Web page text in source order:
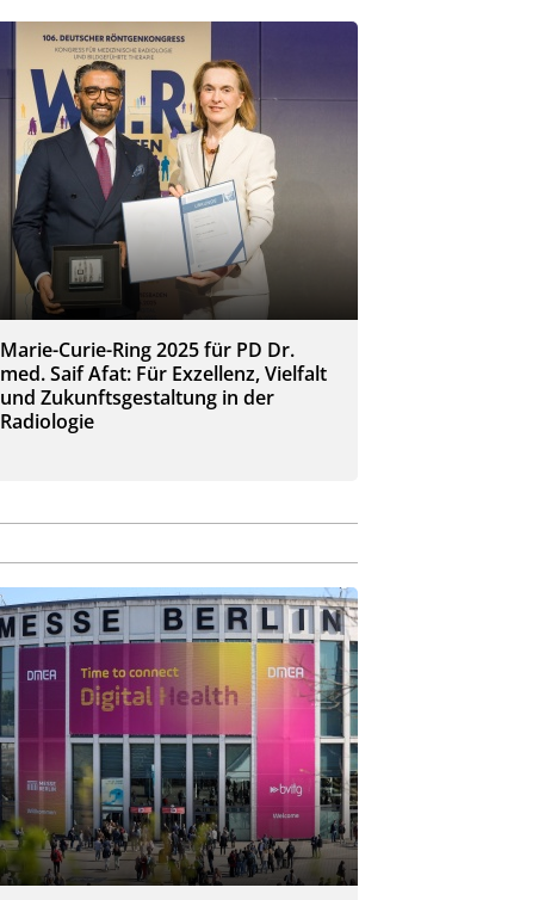
Marie-Curie-Ring 2025 für PD Dr.
med. Saif Afat: Für Exzellenz, Vielfalt
und Zukunftsgestaltung in der
Radiologie